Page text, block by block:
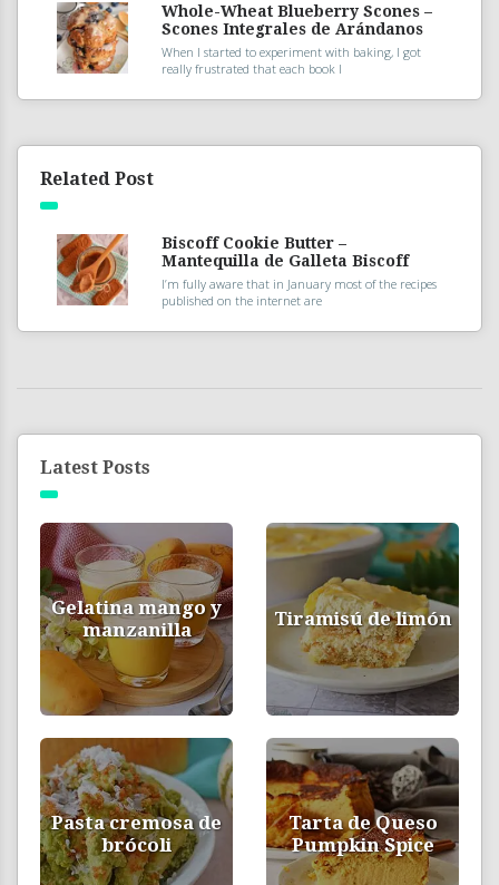
Whole-Wheat Blueberry Scones –
Scones Integrales de Arándanos
When I started to experiment with baking, I got
really frustrated that each book I
Related Post
Biscoff Cookie Butter –
Mantequilla de Galleta Biscoff
I’m fully aware that in January most of the recipes
published on the internet are
Latest Posts
Gelatina mango y
manzanilla
Tiramisú de limón
Pasta cremosa de
brócoli
Tarta de Queso
Pumpkin Spice